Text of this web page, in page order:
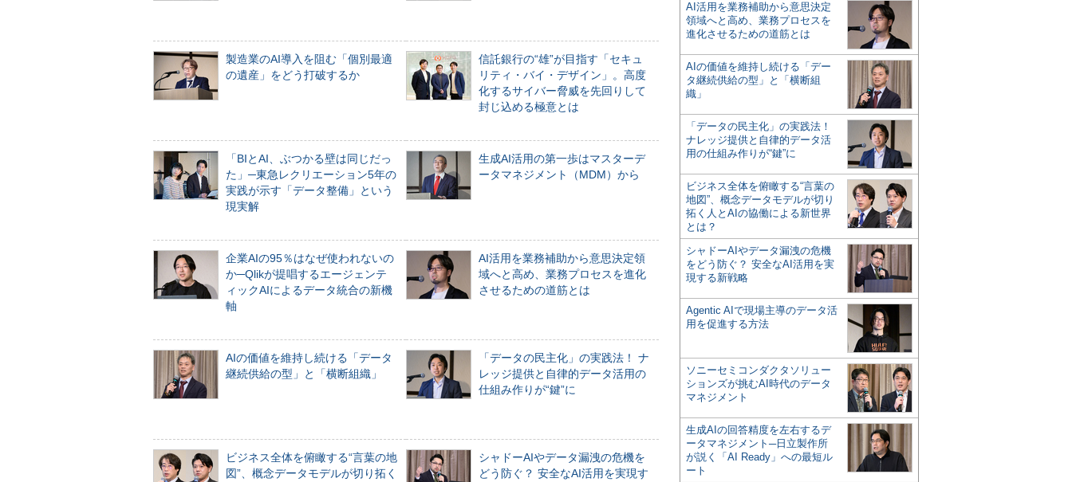
製造業のAI導入を阻む「個別最適
の遺産」をどう打破するか
信託銀行の“雄”が目指す「セキュ
リティ・バイ・デザイン」。高度
化するサイバー脅威を先回りして
封じ込める極意とは
「BIとAI、ぶつかる壁は同じだっ
た」─東急レクリエーション5年の
実践が示す「データ整備」という
現実解
生成AI活用の第一歩はマスターデ
ータマネジメント（MDM）から
企業AIの95％はなぜ使われないの
か─Qlikが提唱するエージェンテ
ィックAIによるデータ統合の新機
軸
AI活用を業務補助から意思決定領
域へと高め、業務プロセスを進化
させるための道筋とは
AIの価値を維持し続ける「データ
継続供給の型」と「横断組織」
「データの民主化」の実践法！ ナ
レッジ提供と自律的データ活用の
仕組み作りが“鍵”に
ビジネス全体を俯瞰する“言葉の地
図”、概念データモデルが切り拓く
シャドーAIやデータ漏洩の危機を
どう防ぐ？ 安全なAI活用を実現す
AI活用を業務補助から意思決定
領域へと高め、業務プロセスを
進化させるための道筋とは
AIの価値を維持し続ける「デー
タ継続供給の型」と「横断組
織」
「データの民主化」の実践法！
ナレッジ提供と自律的データ活
用の仕組み作りが“鍵”に
ビジネス全体を俯瞰する“言葉の
地図”、概念データモデルが切り
拓く人とAIの協働による新世界
とは？
シャドーAIやデータ漏洩の危機
をどう防ぐ？ 安全なAI活用を実
現する新戦略
Agentic AIで現場主導のデータ活
用を促進する方法
ソニーセミコンダクタソリュー
ションズが挑むAI時代のデータ
マネジメント
生成AIの回答精度を左右するデ
ータマネジメント─日立製作所
が説く「AI Ready」への最短ル
ート